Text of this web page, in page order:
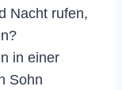
Nacht rufen,
in einer
Sohn